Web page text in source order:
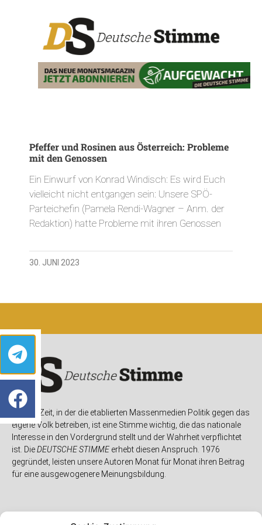
Pfeffer und Rosinen aus Österreich: Probleme
mit den Genossen
Ein Einwurf von Konrad Windisch: Es wird Euch
vielleicht nicht entgangen sein: Unsere SPÖ-
Parteichefin (Pamela Rendi-Wagner – Anm. der
Redaktion) hatte Probleme mit ihren Genossen
30. JUNI 2023
In einer Zeit, in der die etablierten Massenmedien Politik gegen das
eigene Volk betreiben, ist eine Stimme wichtig, die das nationale
Interesse in den Vordergrund stellt und der Wahrheit verpflichtet
ist. DieDEUTSCHE STIMMEerhebt diesen Anspruch. 1976
gegründet, leisten unsere Autoren Monat für Monat ihren Beitrag
für eine ausgewogenere Meinungsbildung.